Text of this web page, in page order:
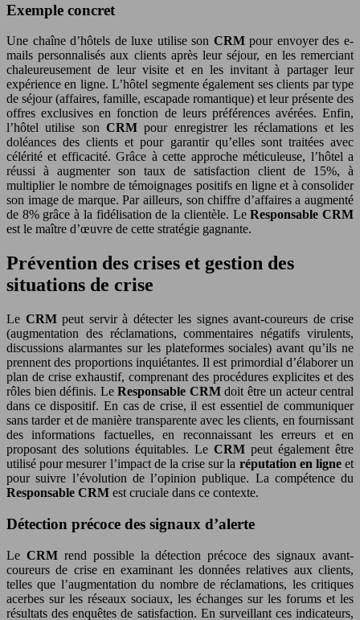
Exemple concret
Une chaîne d’hôtels de luxe utilise son CRMpour envoyer des e-
mails personnalisés aux clients après leur séjour, en les remerciant
chaleureusement de leur visite et en les invitant à partager leur
expérience en ligne. L’hôtel segmente également ses clients par type
de séjour (affaires, famille, escapade romantique) et leur présente des
offres exclusives en fonction de leurs préférences avérées. Enfin,
l’hôtel utilise son CRMpour enregistrer les réclamations et les
doléances des clients et pour garantir qu’elles sont traitées avec
célérité et efficacité. Grâce à cette approche méticuleuse, l’hôtel a
réussi à augmenter son taux de satisfaction client de 15%, à
multiplier le nombre de témoignages positifs en ligne et à consolider
son image de marque. Par ailleurs, son chiffre d’affaires a augmenté
de 8% grâce à la fidélisation de la clientèle. LeResponsable CRM
est le maître d’œuvre de cette stratégie gagnante.
Prévention des crises et gestion des
situations de crise
Le CRM peut servir à détecter les signes avant-coureurs de crise
(augmentation des réclamations, commentaires négatifs virulents,
discussions alarmantes sur les plateformes sociales) avant qu’ils ne
prennent des proportions inquiétantes. Il est primordial d’élaborer un
plan de crise exhaustif, comprenant des procédures explicites et des
rôles bien définis. Le Responsable CRM doit être un acteur central
dans ce dispositif. En cas de crise, il est essentiel de communiquer
sans tarder et de manière transparente avec les clients, en fournissant
des informations factuelles, en reconnaissant les erreurs et en
proposant des solutions équitables. Le CRM peut également être
utilisé pour mesurer l’impact de la crise sur la réputation en ligne et
pour suivre l’évolution de l’opinion publique. La compétence du
Responsable CRM est cruciale dans ce contexte.
Détection précoce des signaux d’alerte
Le CRM rend possible la détection précoce des signaux avant-
coureurs de crise en examinant les données relatives aux clients,
telles que l’augmentation du nombre de réclamations, les critiques
acerbes sur les réseaux sociaux, les échanges sur les forums et les
résultats des enquêtes de satisfaction. En surveillant ces indicateurs,